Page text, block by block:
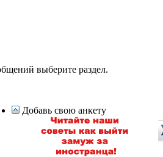
выберите раздел.
Добавь свою анкету